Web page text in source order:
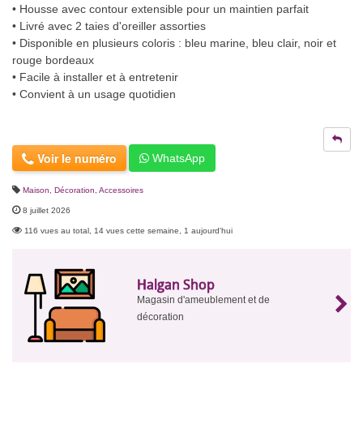
• Housse avec contour extensible pour un maintien parfait
• Livré avec 2 taies d'oreiller assorties
• Disponible en plusieurs coloris : bleu marine, bleu clair, noir et
rouge bordeaux
• Facile à installer et à entretenir
• Convient à un usage quotidien
Voir le numéro WhatsApp
Maison, Décoration Accessoires
8 juillet 2026
116 vues au total, 14 vues cette semaine, 1 aujourd'hui
Halgan Shop
Magasin d'ameublement et de
décoration